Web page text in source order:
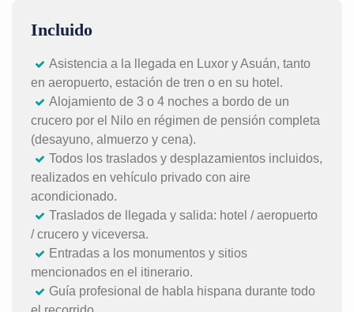
Incluido
Asistencia a la llegada en Luxor y Asuán, tanto
en aeropuerto, estación de tren o en su hotel.
Alojamiento de 3 o 4 noches a bordo de un
crucero por el Nilo en régimen de pensión completa
(desayuno, almuerzo y cena).
Todos los traslados y desplazamientos incluidos,
realizados en vehículo privado con aire
acondicionado.
Traslados de llegada y salida: hotel / aeropuerto
/ crucero y viceversa.
Entradas a los monumentos y sitios
mencionados en el itinerario.
Guía profesional de habla hispana durante todo